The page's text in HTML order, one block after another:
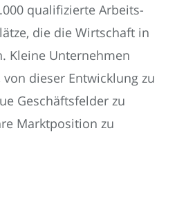
qualifizierte Arbeits-
die die Wirtschaft in
Kleine Unternehmen
von dieser Entwicklung zu
Geschäftsfelder zu
Marktposition zu